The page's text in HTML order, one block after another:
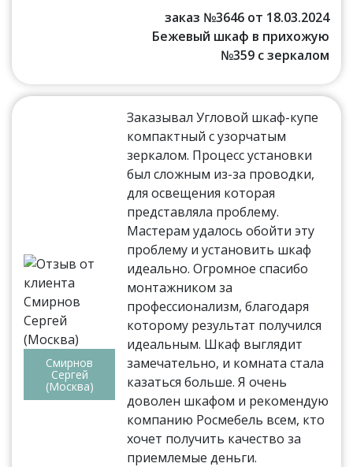
заказ №3646 от 18.03.2024
Бежевый шкаф в прихожую
№359 с зеркалом
Смирнов
Сергей
(Москва)
Заказывал Угловой шкаф-купе
компактный с узорчатым
зеркалом. Процесс установки
был сложным из-за проводки,
для освещения которая
представляла проблему.
Мастерам удалось обойти эту
проблему и установить шкаф
идеально. Огромное спасибо
монтажником за
профессионализм, благодаря
которому результат получился
идеальным. Шкаф выглядит
замечательно, и комната стала
казаться больше. Я очень
доволен шкафом и рекомендую
компанию Росмебель всем, кто
хочет получить качество за
приемлемые деньги.